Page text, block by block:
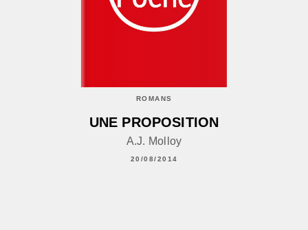
ROMANS
UNE PROPOSITION
A.J. Molloy
20/08/2014